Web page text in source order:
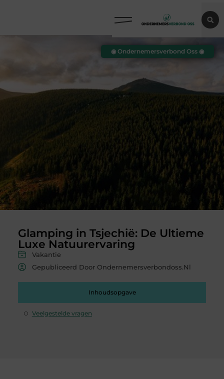
Glamping in Tsjechië: De Ultieme
Luxe Natuurervaring
Vakantie
Gepubliceerd Door Ondernemersverbondoss.nl
Inhoudsopgave
Veelgestelde vragen
◉ Ondernemersverbond Oss ◉